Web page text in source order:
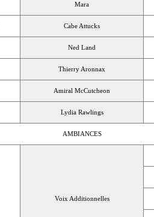
Mara
Cabe Attucks
Ned Land
Thierry Aronnax
Amiral McCutcheon
Lydia Rawlings
AMBIANCES
Voix Additionnelles